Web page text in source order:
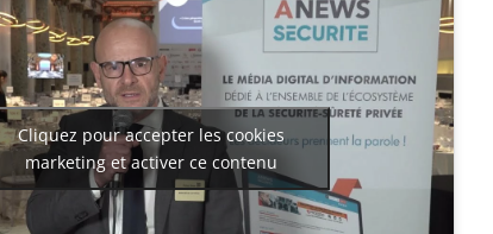
Cliquez pour accepter les cookies
marketing et activer ce contenu